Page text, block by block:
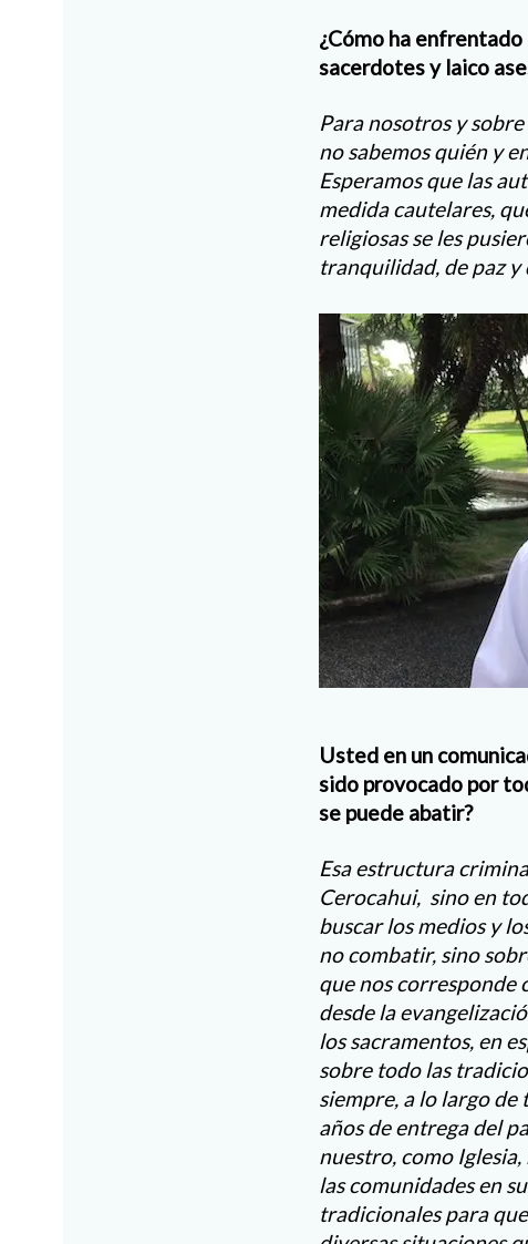
¿Cómo ha
sacerdotes y laico
Para nosotros y
no sabemos quién y
Esperamos que las
medida cautelares,
religiosas se les
tranquilidad, de paz y
Usted en un
sido provocado por
se puede abatir?
Esa estructura
Cerocahui, sino en
buscar los medios y
no combatir, sino
que nos corresponde
desde la
los sacramentos, en
sobre todo las
siempre, a lo largo de
años de entrega del
nuestro, como
las comunidades en
tradicionales para